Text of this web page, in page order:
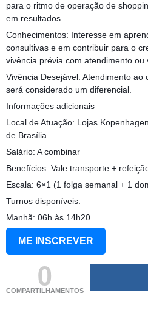
para o ritmo de operação de
em resultados.
Conhecimentos: Interesse em
consultivas e em contribuir para o
vivência prévia com atendimento ou
Vivência Desejável: Atendimento ao
será considerado um diferencial.
Informações adicionais
Local de Atuação: Lojas
de Brasília
Salário: A combinar
Benefícios: Vale transporte +
Escala: 6×1 (1 folga semanal + 1
Turnos disponíveis:
Manhã: 06h às 14h20
ME INSCREVER
0
COMPARTILHAMENTOS